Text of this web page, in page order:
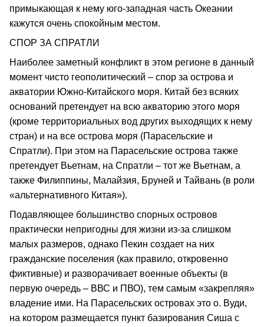
примыкающая к нему юго-западная часть Океании
кажутся очень спокойным местом.
СПОР ЗА СПРАТЛИ
Наиболее заметный конфликт в этом регионе в данный
момент чисто геополитический – спор за острова и
акватории Южно-Китайского моря. Китай без всяких
оснований претендует на всю акваторию этого моря
(кроме территориальных вод других выходящих к нему
стран) и на все острова моря (Парасельские и
Спратли). При этом на Парасельские острова также
претендует Вьетнам, на Спратли – тот же Вьетнам, а
также Филиппины, Малайзия, Бруней и Тайвань (в роли
«альтернативного Китая»).
Подавляющее большинство спорных островов
практически непригодны для жизни из-за слишком
малых размеров, однако Пекин создает на них
гражданские поселения (как правило, откровенно
фиктивные) и разворачивает военные объекты (в
первую очередь – ВВС и ПВО), тем самым «закрепляя»
владение ими. На Парасельских островах это о. Вуди,
на котором размещается пункт базирования Сиша с